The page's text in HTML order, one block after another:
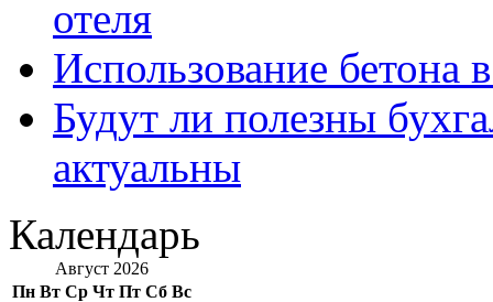
отеля
Использование бетона
Будут ли полезны
актуальны
Календарь
Август 2026
Пн Вт Ср Чт Пт Сб Вс